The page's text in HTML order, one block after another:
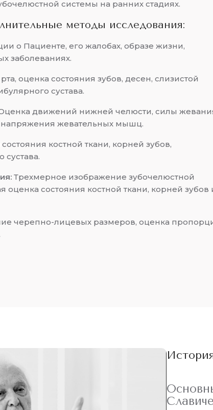
системы на ранних стадиях.
методы исследования:
о Пациенте, его жалобах, образе жизни,
заболеваниях.
оценка состояния зубов, десен, слизистой
сустава.
движений нижней челюсти, силы
напряжения жевательных мышц.
костной ткани, корней зубов,
Трехмерное изображение зубочелюстной
оценка состояния костной ткани, корней зубов
черепно-лицевых размеров, оценка